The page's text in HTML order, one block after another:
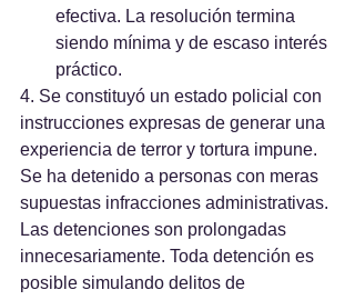
efectiva. La resolución termina
siendo mínima y de escaso interés
práctico.
4. Se constituyó un estado policial con
instrucciones expresas de generar una
experiencia de terror y tortura impune.
Se ha detenido a personas con meras
supuestas infracciones administrativas.
Las detenciones son prolongadas
innecesariamente. Toda detención es
posible simulando delitos de